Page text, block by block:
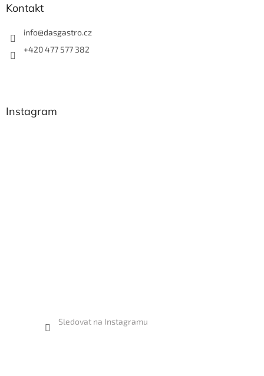
Kontakt
info@dasgastro.cz
+420 477 577 382
Instagram
Sledovat na Instagramu